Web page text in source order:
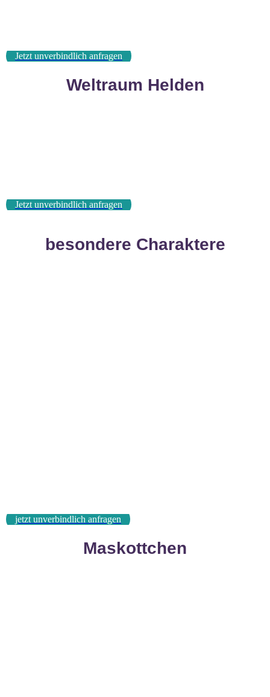
Jetzt unverbindlich anfragen
Weltraum Helden
Jetzt unverbindlich anfragen
besondere Charaktere
jetzt unverbindlich anfragen
Maskottchen